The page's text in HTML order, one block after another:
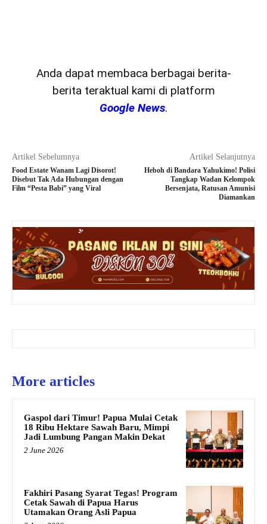
Anda dapat membaca berbagai berita-
berita teraktual kami di platform
Google News.
Artikel Sebelumnya
Food Estate Wanam Lagi Disorot!
Disebut Tak Ada Hubungan dengan
Film “Pesta Babi” yang Viral
Artikel Selanjutnya
Heboh di Bandara Yahukimo! Polisi
Tangkap Wadan Kelompok
Bersenjata, Ratusan Amunisi
Diamankan
More articles
Gaspol dari Timur! Papua Mulai Cetak
18 Ribu Hektare Sawah Baru, Mimpi
Jadi Lumbung Pangan Makin Dekat
2 June 2026
Fakhiri Pasang Syarat Tegas! Program
Cetak Sawah di Papua Harus
Utamakan Orang Asli Papua